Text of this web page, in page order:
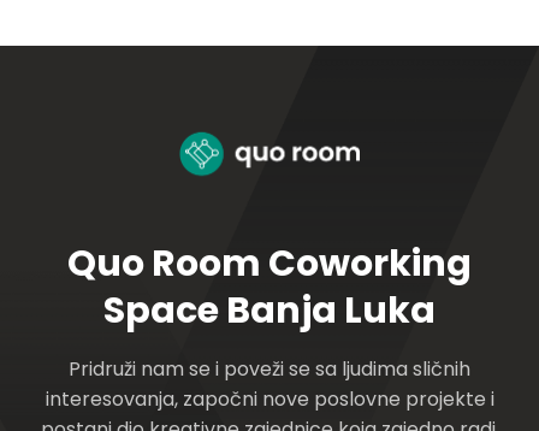
Quo Room Coworking
Space Banja Luka
Pridruži nam se i poveži se sa ljudima sličnih
interesovanja, započni nove poslovne projekte i